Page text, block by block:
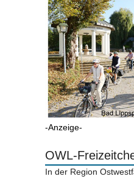
-Anzeige-
OWL-
In der Region